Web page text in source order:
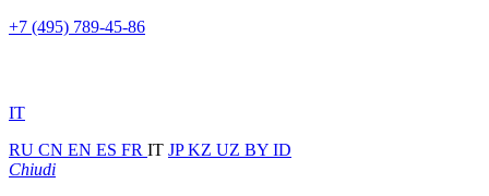
+7 (495) 789-45-86
IT
RU CN EN ES FR IT JPKZ UZ BY ID
Chiudi